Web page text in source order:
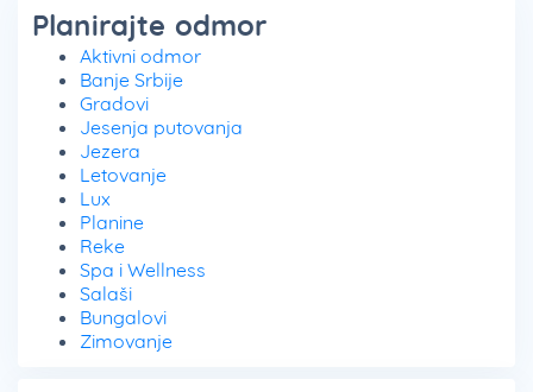
Planirajte odmor
Aktivni odmor
Banje Srbije
Gradovi
Jesenja putovanja
Jezera
Letovanje
Lux
Planine
Reke
Spa i Wellness
Salaši
Bungalovi
Zimovanje